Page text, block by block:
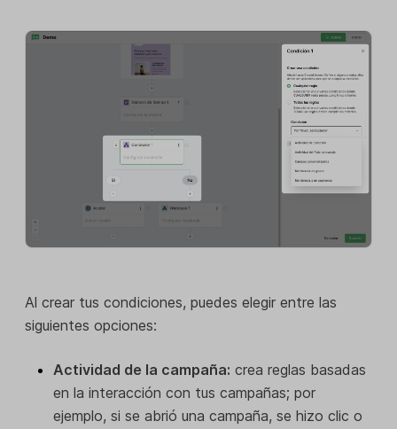
Al crear tus condiciones, puedes elegir entre las
siguientes opciones:
Actividad de la campaña: crea reglas basadas
en la interacción con tus campañas; por
ejemplo, si se abrió una campaña, se hizo clic o